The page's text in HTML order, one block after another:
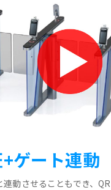
ゲート連動
連動させることもでき、